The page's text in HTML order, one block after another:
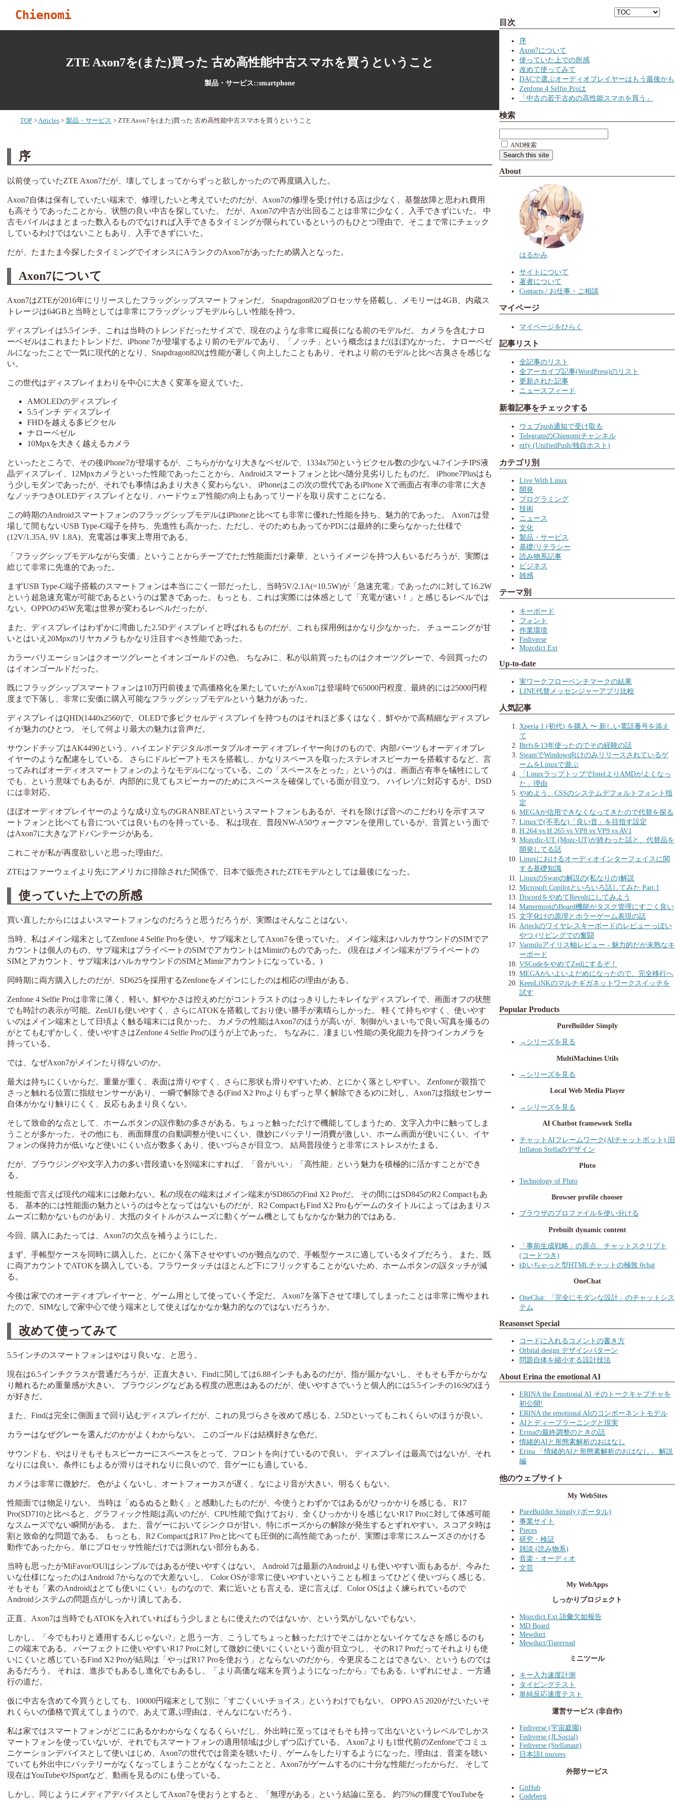
Chienomi
ZTE Axon7を(また)買った 古め高性能中古スマホを買うということ
製品・サービス::smartphone
TOP Articles 製品・サービス ZTE Axon7を(また)買った 古め高性能中古スマホを買うということ
序
以前使っていたZTE Axon7だが、壊してしまってからずっと欲しかったので再度購入した。
Axon7自体は保有していたい端末で、修理したいと考えていたのだが、Axon7の修理を受け付ける店は少なく、基盤故障と思われ費用
も高そうであったことから、状態の良い中古を探していた。 だが、Axon7の中古が出回ることは非常に少なく、入手できずにいた。 中
古モバイルはまとまった数入るものでなければ入手できるタイミングが限られているというのもひとつ理由で、そこまで常にチェック
しているわけではないこともあり、入手できずにいた。
だが、たまたま今探したタイミングでイオシスにAランクのAxon7があったため購入となった。
Axon7について
Axon7はZTEが2016年にリリースしたフラッグシップスマートフォンだ。 Snapdragon820プロセッサを搭載し、メモリーは4GB、内蔵ス
トレージは64GBと当時としては非常にフラッグシップモデルらしい性能を持つ。
ディスプレイは5.5インチ。これは当時のトレンドだったサイズで、現在のような非常に縦長になる前のモデルだ。 カメラを含むナロ
ーベゼルはこれまたトレンドだ。iPhone 7が登場するより前のモデルであり、「ノッチ」という概念はまだ(ほぼ)なかった。 ナローベゼ
ルになったことで一気に現代的となり、Snapdragon820は性能が著しく向上したこともあり、それより前のモデルと比べ古臭さを感じな
い。
この世代はディスプレイまわりを中心に大きく変革を迎えていた。
AMOLEDのディスプレイ
5.5インチ ディスプレイ
FHDを越える多ピクセル
ナローベゼル
10Mpxを大きく越えるカメラ
といったところで、その後iPhone7が登場するが、こちらがかなり大きなベゼルで、1334x750というピクセル数の少ない4.7インチIPS液
晶ディスプレイ、12Mpxカメラといった性能であったことから、Androidスマートフォンと比べ随分見劣りしたものだ。 iPhone7Plusはも
う少しモダンであったが、それでも事情はあまり大きく変わらない。 iPhoneはこの次の世代であるiPhone Xで画面占有率の非常に大き
なノッチつきOLEDディスプレイとなり、ハードウェア性能の向上もあってリードを取り戻すことになる。
この時期のAndroidスマートフォンのフラッグシップモデルはiPhoneと比べても非常に優れた性能を持ち、魅力的であった。 Axon7は登
場して間もないUSB Type-C端子を持ち、先進性も高かった。ただし、そのためもあってかPDには最終的に乗らなかった仕様で
(12V/1.35A, 9V 1.8A)、充電器は事実上専用である。
「フラッグシップモデルながら安価」ということからチープでただ性能面だけ豪華、というイメージを持つ人もいるだろうが、実際は
総じて非常に先進的であった。
まずUSB Type-C端子搭載のスマートフォンは本当にごく一部だったし、当時5V/2.1A(=10.5W)が「急速充電」であったのに対して16.2W
という超急速充電が可能であるというのは驚きであった。もっとも、これは実際には体感として「充電が速い！」と感じるレベルでは
ない。OPPOの45W充電は世界が変わるレベルだったが。
また、ディスプレイはわずかに湾曲した2.5Dディスプレイと呼ばれるものだが、これも採用例はかなり少なかった。 チューニングが甘
いとはいえ20Mpxのリヤカメラもかなり注目すべき性能であった。
カラーバリエーションはクオーツグレーとイオンゴールドの2色。 ちなみに、私が以前買ったものはクオーツグレーで、今回買ったの
はイオンゴールドだった。
既にフラッグシップスマートフォンは10万円前後まで高価格化を果たしていたがAxon7は登場時で65000円程度、最終的には25000円程
度まで下落し、非常に安価に購入可能なフラッグシップモデルという魅力があった。
ディスプレイはQHD(1440x2560)で、OLEDで多ピクセルディスプレイを持つものはそれほど多くはなく、鮮やかで高精細なディスプレ
イが魅力のひとつ。 そして何より最大の魅力は音声だ。
サウンドチップはAK4490という、ハイエンドデジタルポータブルオーディオプレイヤー向けのもので、内部パーツもオーディオプレ
イヤーのような配慮をしている。 さらにドルビーアトモスを搭載し、かなりスペースを取ったステレオスピーカーを搭載するなど、言
ってみればオーディオスマートフォンのようなモデルになっている。この「スペースをとった」というのは、画面占有率を犠牲にして
でも、という意味でもあるが、内部的に見てもスピーカーのためにスペースを確保している面が目立つ。 ハイレゾに対応するが、DSD
には非対応。
ほぼオーディオプレイヤーのような成り立ちのGRANBEATというスマートフォンもあるが、それを除けば音へのこだわりを示すスマ
ートフォンと比べても音については良いものを持っている。 私は現在、普段NW-A50ウォークマンを使用しているが、音質という面で
はAxon7に大きなアドバンテージがある。
これこそが私が再度欲しいと思った理由だ。
ZTEはファーウェイより先にアメリカに排除された関係で、日本で販売されたZTEモデルとしては最後になった。
使っていた上での所感
買い直したからにはよいスマートフォンなのだろうと思うだろうが、実際はそんなことはない。
当時、私はメイン端末としてZenfone 4 Selfie Proを使い、サブ端末としてAxon7を使っていた。 メイン端末はハルカサウンドのSIMでア
カウントは個人のもの、サブ端末はプライベートのSIMでアカウントはMimirのものであった。 (現在はメイン端末がプライベートの
SIMとアカウント、サブ端末はハルカサウンドのSIMとMimirアカウントになっている。)
同時期に両方購入したのだが、SD625を採用するZenfoneをメインにしたのは相応の理由がある。
Zenfone 4 Selfie Proは非常に薄く、軽い。鮮やかさは控えめだがコントラストのはっきりしたキレイなディスプレイで、画面オフの状態
でも時計の表示が可能。ZenUIも使いやすく、さらにATOKを搭載しており使い勝手が素晴らしかった。 軽くて持ちやすく、使いやす
いのはメイン端末として日頃よく触る端末には良かった。 カメラの性能はAxon7のほうが高いが、制御がいまいちで良い写真を撮るの
がとてもむずかしく、使いやすさはZenfone 4 Selfie Proのほうが上であった。 ちなみに、凄まじい性能の美化能力を持つインカメラを
持っている。
では、なぜAxon7がメインたり得ないのか。
最大は持ちにくいからだ。重量が重く、表面は滑りやすく、さらに形状も滑りやすいため、とにかく落としやすい。 Zenfoneが親指で
さっと触れる位置に指紋センサーがあり、一瞬で解除できる(Find X2 Proよりもずっと早く解除できる)のに対し、Axon7は指紋センサー
自体がかなり触りにくく、反応もあまり良くない。
そして致命的な点として、ホームボタンの誤作動の多さがある。ちょっと触っただけで機能してしまうため、文字入力中に触ってしま
うことが多かった。その他にも、画面輝度の自動調整が使いにくい、微妙にバッテリー消費が激しい、ホーム画面が使いにくい、イヤ
フォンの保持力が低いなど使いにくい点が数多くあり、使いづらさが目立つ。 結局普段使うと非常にストレスがたまる。
だが、ブラウジングや文字入力の多い普段遣いを別端末にすれば、「音がいい」「高性能」という魅力を積極的に活かすことができ
る。
性能面で言えば現代の端末には敵わない。私の現在の端末はメイン端末がSD865のFind X2 Proだ。 その間にはSD845のR2 Compactもあ
る。 基本的には性能面の魅力というのは今となってはないものだが、R2 CompactもFind X2 Proもゲームのタイトルによってはあまりス
ムーズに動かないものがあり、大抵のタイトルがスムーズに動くゲーム機としてもなかなか魅力的ではある。
今回、購入にあたっては、Axon7の欠点を補うようにした。
まず、手帳型ケースを同時に購入した。とにかく落下させやすいのが難点なので、手帳型ケースに適しているタイプだろう。 また、既
に両アカウントでATOKを購入している。フラワータッチはほとんど下にフリックすることがないため、ホームボタンの誤タッチが減
る。
今後は家でのオーディオプレイヤーと、ゲーム用として使っていく予定だ。 Axon7を落下させて壊してしまったことは非常に悔やまれ
たので、SIMなしで家中心で使う端末として使えばなかなか魅力的なのではないだろうか。
改めて使ってみて
5.5インチのスマートフォンはやはり良いな、と思う。
現在は6.5インチクラスが普通だろうが、正直大きい。Findに関しては6.88インチもあるのだが、指が届かないし、そもそも手からかな
り離れるため重量感が大きい。 ブラウジングなどある程度の恩恵はあるのだが、使いやすさでいうと個人的には5.5インチの16:9のほう
が好きだ。
また、Findは完全に側面まで回り込むディスプレイだが、これの見づらさを改めて感じる。2.5Dといってもこれくらいのほうが良い。
カラーはなぜグレーを選んだのかがよくわからない。 このゴールドは結構好きな色だ。
サウンドも、やはりそもそもスピーカーにスペースをとって、フロントを向けているので良い。 ディスプレイは最高ではないが、それ
なりには良い。条件にもよるが滑りはそれなりに良いので、音ゲーにも適している。
カメラは非常に微妙だ。 色がよくないし、オートフォーカスが遅く、なにより音が大きい。明るくもない。
性能面では物足りない。 当時は「ぬるぬると動く」と感動したものだが、今使うとわずかではあるがひっかかりを感じる。 R17
Pro(SD710)と比べると、グラフィック性能は高いのだが、CPU性能で負けており、全くひっかかりを感じないR17 Proに対して体感可能
なスムーズでない瞬間がある。 また、音ゲーにおいてシンクロが甘い。特にポーズからの解除が発生するとずれやすい。スコアタ時は
割と致命的な問題である。 もっとも、R2 CompactはR17 Proと比べても圧倒的に高性能であったが、実際は非常にスムーズさのかける
動作であったから、単にプロセッサ性能だけでは測れない部分もある。
当時も思ったがMiFavor/OUIはシンプルではあるが使いやすくはない。 Android 7は最新のAndroidよりも使いやすい面もあるが、今みた
いな仕様になったのはAndroid 7からなので大差ないし、 Color OSが非常に使いやすいということも相まってひどく使いづらく感じる。
そもそも「素のAndroidはとても使いにくい」ものなので、素に近いとも言える。逆に言えば、Color OSはよく練られているので
Androidシステムの問題点がしっかり潰してある。
正直、Axon7は当時でもATOKを入れていればもう少しまともに使えたのではないか、という気がしないでもない。
しかし、「今でもわりと通用するんじゃない?」と思う一方、こうしてちょっと触っただけでそこはかとないイケてなさを感じるのも
この端末である。 パーフェクトに使いやすいR17 Proに対して微妙に使いにくいという面が目立つし、そのR17 Proだってそれよりも使
いにくいと感じているFind X2 Proが結局は「やっぱR17 Proを使おう」とならないのだから、今更戻ることはできない、というものでは
あるだろう。 それは、進歩でもあるし進化でもあるし、「より高価な端末を買うようになったから」でもある。いずれにせよ、一方通
行の道だ。
仮に中古を含めて今買うとしても、10000円端末として別に「すごくいいチョイス」というわけでもない。 OPPO A5 2020がだいたいそ
れくらいの価格で買えてしまうので、あえて選ぶ理由は、そんなにないだろう。
私は家ではスマートフォンがどこにあるかわからなくなるくらいだし、外出時に至ってはそもそも持って出ないというレベルでしかス
マートフォンを使っていないが、それでもスマートフォンの適用領域は少しずつ広げている。 Axon7よりも1世代前のZenfoneでコミュ
ニケーションデバイスとして使いはじめ、Axon7の世代では音楽を聴いたり、ゲームをしたりするようになった。理由は、音楽を聴い
ていても外出中にバッテリーがなくなってしまうことがなくなったことと、Axon7がゲームするのに十分な性能だったからだ。 そして
現在はYouTubeやJSportなど、動画を見るのにも使っている。
しかし、同じようにメディアデバイスとしてAxon7を使おうとすると、「無理がある」という結論に至る。 約75%の輝度でYouTubeを
目次
序
Axon7について
使っていた上での所感
改めて使ってみて
DACで選ぶオーディオプレイヤーはもう最後かも
Zenfone 4 Selfie Proは
「中古の若干古めの高性能スマホを買う」
検索
AND検索
About
はるかみ
サイトについて
著者について
Contacts / お仕事・ご相談
マイページ
マイページをひらく
記事リスト
全記事のリスト
全アーカイブ記事(WordPress)のリスト
更新された記事
ニュースフィード
新着記事をチェックする
ウェブpush通知で受け取る
TelegramのChienomiチャンネル
ntfy (UnifiedPush/独自ホスト)
カテゴリ別
Live With Linux
開発
プログラミング
技術
ニュース
文化
製品・サービス
基礎/リテラシー
読み物系記事
ビジネス
雑感
テーマ別
キーボード
フォント
作業環境
Fediverse
Mozcdict Ext
Up-to-date
実ワークフローベンチマークの結果
LINE代替メッセンジャーアプリ比較
人気記事
Xperia 1 (初代) を購入 〜 新しい電話番号を添え
て
Btrfsを13年使ったのでその経験の話
SteamでWindows向けのみリリースされているゲ
ームをLinuxで遊ぶ
「LinuxラップトップでIntelよりAMDがよくなっ
た」理由
やめよう、CSSのシステムデフォルトフォント指
定
MEGAが信用できなくなってきたので代替を探る
Linuxで(不毛な)「良い音」を目指す設定
H.264 vs H.265 vs VP8 vs VP9 vs AV1
Mozcdic-UT (Mozc-UT)が終わった話と、代替品を
開発してる話
Linuxにおけるオーディオインターフェイスに関
する基礎知識
LinuxのSwapの解説の(私なりの)解説
Microsoft Copilotといろいろ話してみた Part.1
DiscordをやめてRevoltにしてみよう
MattermostのBoard機能がタスク管理にすごく良い
文字化けの原理とホラーゲーム表現の話
Arteckのワイヤレスキーボードのレビューっぽい
やつ (リビングでの奮闘
Varmiloアイリス軸レビュー - 魅力的だが未熟なキ
ーボード
VSCodeをやめてZedにするぞ！
MEGAがいよいよだめになったので、完全移行へ
KeepLiNKのマルチギガネットワークスイッチを
試す
Popular Products
PureBuilder Simply
→シリーズを見る
MultiMachines Utils
→シリーズを見る
Local Web Media Player
→シリーズを見る
AI Chatbot framework Stella
チャットAIフレームワーク(AIチャットボット) 旧
Inflaton Stellaのデザイン
Pluto
Technology of Pluto
Browser profile chooser
ブラウザのプロファイルを使い分ける
Prebuilt dynamic content
「事前生成戦略」の原点、チャットスクリプト
(コードつき)
ゆいちゃっと型HTMLチャットの極致 0chat
OneChat
OneChat: 「完全にモダンな設計」のチャットシス
テム
Reasonset Special
コードに入れるコメントの書き方
Orbital design デザインパターン
問題自体を縮小する設計技法
About Erina the emotional AI
ERINA the Emotional AI そのトークキャプチャを
初公開!
ERINA the emotional AIのコンポーネントモデル
AIとディープラーニングと現実
Erinaの最終調整のときの話
情緒的AIと形態素解析のおはなし
Erina 「情緒的AIと形態素解析のおはなし」 解説
編
他のウェブサイト
My WebSites
PureBuilder Simply (ポータル)
事業サイト
Pieces
研究・検証
雑談 (読み物系)
音楽・オーディオ
文芸
My WebApps
しっかりプロジェクト
Mozcdict Ext 語彙欠如報告
MD Board
Mewduct
Mewduct/Tigerroad
ミニツール
キー入力速度計測
タイピングテスト
単純反応速度テスト
運営サービス (非自作)
Fediverse (宇宙庭園)
Fediverse (JLSocial)
Fediverse (Stellanaut)
日本語Linuxers
外部サービス
GitHub
Codeberg